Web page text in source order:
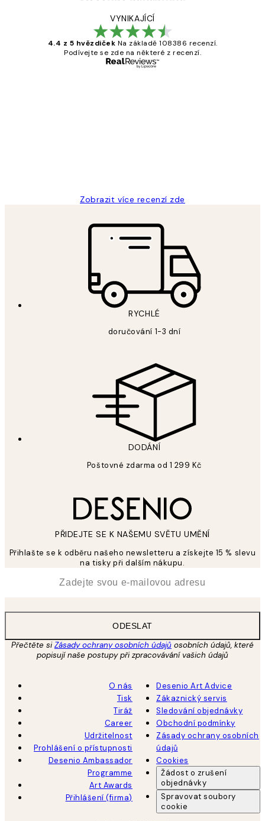
VYNIKAJÍCÍ
4.4 z 5 hvězdiček Na základě 108386 recenzí.
Podívejte se zde na některé z recenzí.
Zobrazit více recenzí zde
RYCHLÉ
doručování 1-3 dní
DODÁNÍ
Poštovné zdarma od 1 299 Kč
PŘIDEJTE SE K NAŠEMU SVĚTU UMĚNÍ
Přihlašte se k odběru našeho newsletteru a získejte 15 % slevu
na tisky při dalším nákupu.
ODESLAT
Přečtěte siZásady ochrany osobních údajů osobních údajů, které
popisují naše postupy při zpracovávání vašich údajů
O nás
Tisk
Tiráž
Career
Udržitelnost
Prohlášení o přístupnosti
Desenio Ambassador
Programme
Art Awards
Přihlášení (firma)
Desenio Art Advice
Zákaznický servis
Sledování objednávky
Obchodní podmínky
Zásady ochrany osobních
údajů
Cookies
Žádost o zrušení
objednávky
Spravovat soubory
cookie